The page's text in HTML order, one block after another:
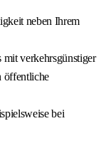
neben Ihrem
verkehrsgünstiger
öffentliche
bei